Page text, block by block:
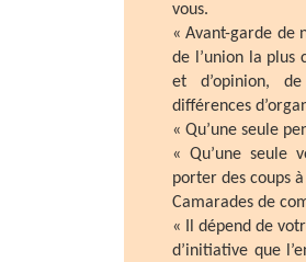
vous.
« Avant-garde de
de l’union la plus
et d’opinion,
différences
« Qu’une seule
« Qu’une seule
porter des coups
Camarades de
« Il dépend de
d’initiative que